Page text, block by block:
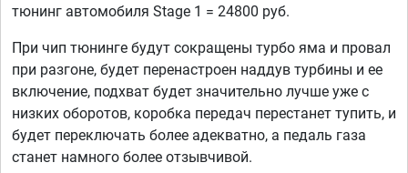
тюнинг автомобиля Stage 1 = 24800 руб.
При чип тюнинге будут сокращены турбо яма и провал
при разгоне, будет перенастроен наддув турбины и ее
включение, подхват будет значительно лучше уже с
низких оборотов, коробка передач перестанет тупить, и
будет переключать более адекватно, а педаль газа
станет намного более отзывчивой.